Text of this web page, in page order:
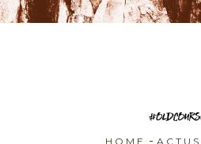
HOME - ACTUS